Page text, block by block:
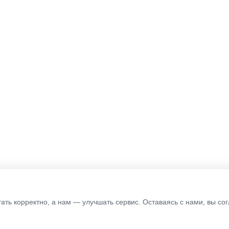
корректно, а нам — улучшать сервис. Оставаясь с нами, вы